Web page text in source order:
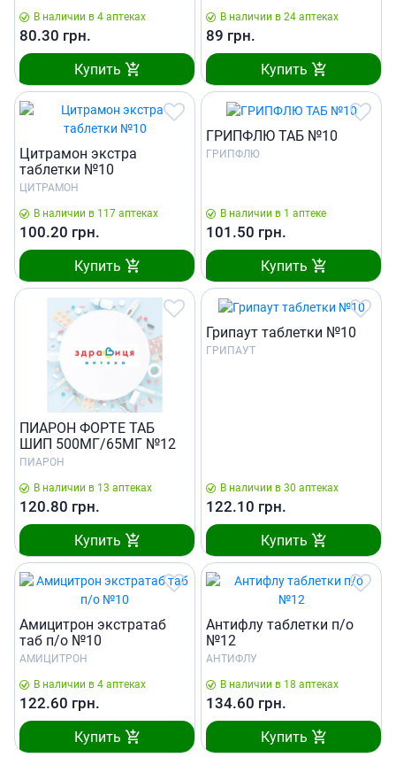
В наличии в 4 аптеках
80.30 грн.
Купить
В наличии в 24 аптеках
89 грн.
Купить
Цитрамон экстра
таблетки №10
ЦИТРАМОН
В наличии в 117 аптеках
100.20 грн.
Купить
ГРИПФЛЮ ТАБ №10
ГРИПФЛЮ
В наличии в 1 аптеке
101.50 грн.
Купить
ПИАРОН ФОРТЕ ТАБ
ШИП 500МГ/65МГ №12
ПИАРОН
В наличии в 13 аптеках
120.80 грн.
Купить
Грипаут таблетки №10
ГРИПАУТ
В наличии в 30 аптеках
122.10 грн.
Купить
Амицитрон экстратаб
таб п/о №10
АМИЦИТРОН
В наличии в 4 аптеках
122.60 грн.
Купить
Антифлу таблетки п/о
№12
АНТИФЛУ
В наличии в 18 аптеках
134.60 грн.
Купить